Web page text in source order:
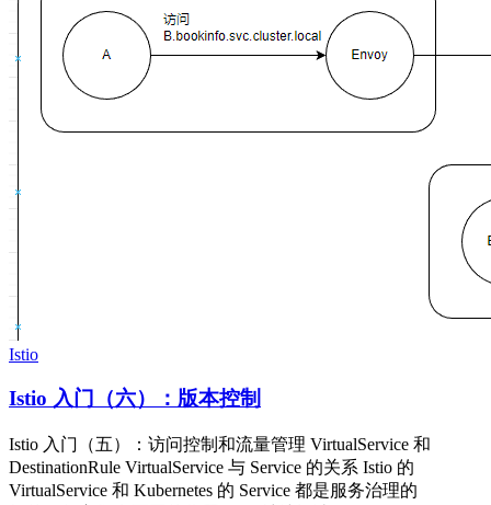
Istio
Istio 入门（六）：版本控制
Istio 入门（五）：访问控制和流量管理 VirtualService 和
DestinationRule VirtualService 与 Service 的关系 Istio 的
VirtualService 和 Kubernetes 的 Service 都是服务治理的